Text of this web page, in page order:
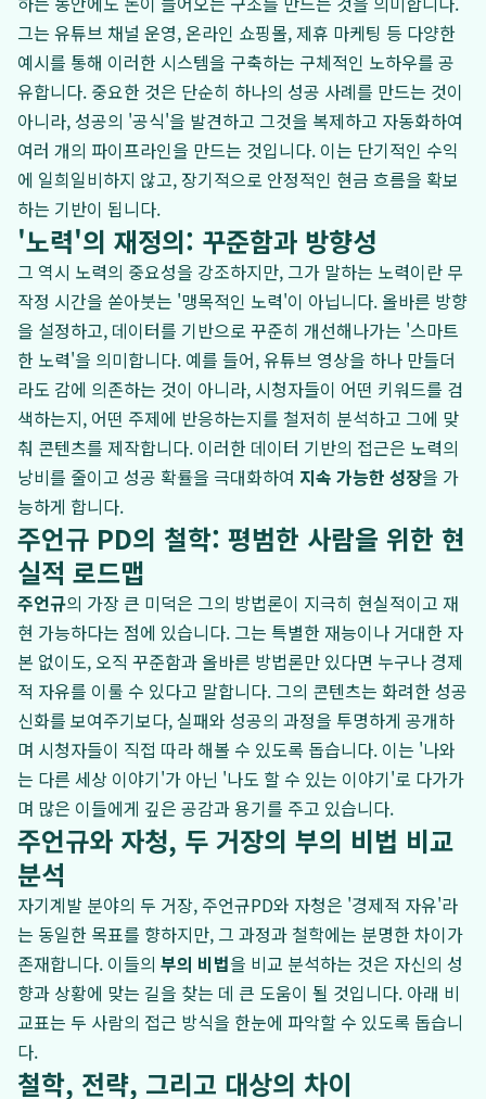
그는 유튜브 채널 운영, 온라인 쇼핑몰, 제휴 마케팅 등 다양한
예시를 통해 이러한 시스템을 구축하는 구체적인 노하우를 공
유합니다. 중요한 것은 단순히 하나의 성공 사례를 만드는 것이
아니라, 성공의 '공식'을 발견하고 그것을 복제하고 자동화하여
여러 개의 파이프라인을 만드는 것입니다. 이는 단기적인 수익
에 일희일비하지 않고, 장기적으로 안정적인 현금 흐름을 확보
하는 기반이 됩니다.
'노력'의 재정의: 꾸준함과 방향성
그 역시 노력의 중요성을 강조하지만, 그가 말하는 노력이란 무
작정 시간을 쏟아붓는 '맹목적인 노력'이 아닙니다. 올바른 방향
을 설정하고, 데이터를 기반으로 꾸준히 개선해나가는 '스마트
한 노력'을 의미합니다. 예를 들어, 유튜브 영상을 하나 만들더
라도 감에 의존하는 것이 아니라, 시청자들이 어떤 키워드를 검
색하는지, 어떤 주제에 반응하는지를 철저히 분석하고 그에 맞
춰 콘텐츠를 제작합니다. 이러한 데이터 기반의 접근은 노력의
낭비를 줄이고 성공 확률을 극대화하여 지속 가능한 성장을 가
능하게 합니다.
주언규 PD의 철학: 평범한 사람을 위한 현
실적 로드맵
주언규의 가장 큰 미덕은 그의 방법론이 지극히 현실적이고 재
현 가능하다는 점에 있습니다. 그는 특별한 재능이나 거대한 자
본 없이도, 오직 꾸준함과 올바른 방법론만 있다면 누구나 경제
적 자유를 이룰 수 있다고 말합니다. 그의 콘텐츠는 화려한 성공
신화를 보여주기보다, 실패와 성공의 과정을 투명하게 공개하
며 시청자들이 직접 따라 해볼 수 있도록 돕습니다. 이는 '나와
는 다른 세상 이야기'가 아닌 '나도 할 수 있는 이야기'로 다가가
며 많은 이들에게 깊은 공감과 용기를 주고 있습니다.
주언규와 자청, 두 거장의 부의 비법 비교
분석
자기계발 분야의 두 거장, 주언규PD와 자청은 '경제적 자유'라
는 동일한 목표를 향하지만, 그 과정과 철학에는 분명한 차이가
존재합니다. 이들의 부의 비법을 비교 분석하는 것은 자신의 성
향과 상황에 맞는 길을 찾는 데 큰 도움이 될 것입니다. 아래 비
교표는 두 사람의 접근 방식을 한눈에 파악할 수 있도록 돕습니
다.
철학, 전략, 그리고 대상의 차이